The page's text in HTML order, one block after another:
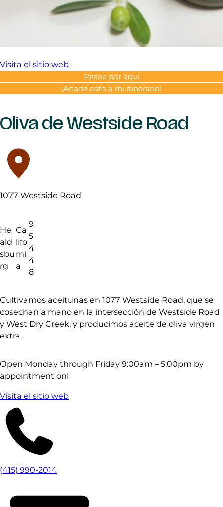
Visita el sitio web
Pasee por aquí
¡Añade esto a mi itinerario!
Oliva de Westside Road
1077 Westside Road
He
ald
sbu
rg
Ca
lifo
rni
a
9
5
4
4
8
Cultivamos aceitunas en 1077 Westside Road, que se
cosechan a mano en la intersección de Westside Road
y West Dry Creek, y producimos aceite de oliva virgen
extra.
Open Monday through Friday 9:00am – 5:00pm by
appointment onl
Visita el sitio web
(415) 990-2014